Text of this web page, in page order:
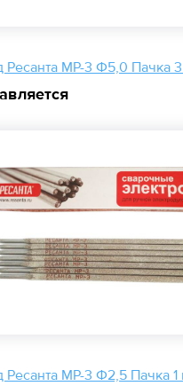
Ресанта МР-3 Ф5,0 Пачка 3
Ресанта МР-3 Ф2,5 Пачка 1